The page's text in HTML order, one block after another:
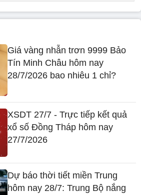
Giá vàng nhẫn trơn 9999 Bảo
Tín Minh Châu hôm nay
28/7/2026 bao nhiêu 1 chỉ?
XSDT 27/7 - Trực tiếp kết quả
xổ số Đồng Tháp hôm nay
27/7/2026
Dự báo thời tiết miền Trung
hôm nay 28/7: Trung Bộ nắng